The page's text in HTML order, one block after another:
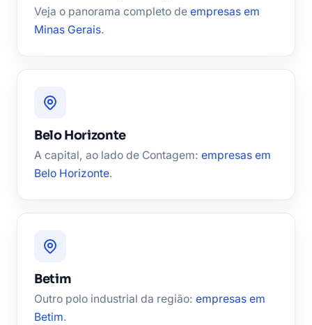
Veja o panorama completo de empresas em
Minas Gerais.
Belo Horizonte
A capital, ao lado de Contagem: empresas em
Belo Horizonte.
Betim
Outro polo industrial da região: empresas em
Betim.